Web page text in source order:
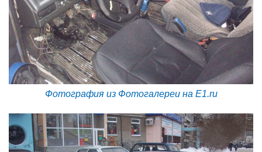
Фотография из Фотогалереи на E1.ru